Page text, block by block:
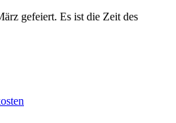
gefeiert. Es ist die Zeit des